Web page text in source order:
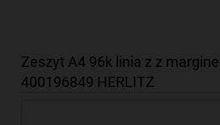
Zeszyt A4 96k linia z z
400196849 HERLITZ